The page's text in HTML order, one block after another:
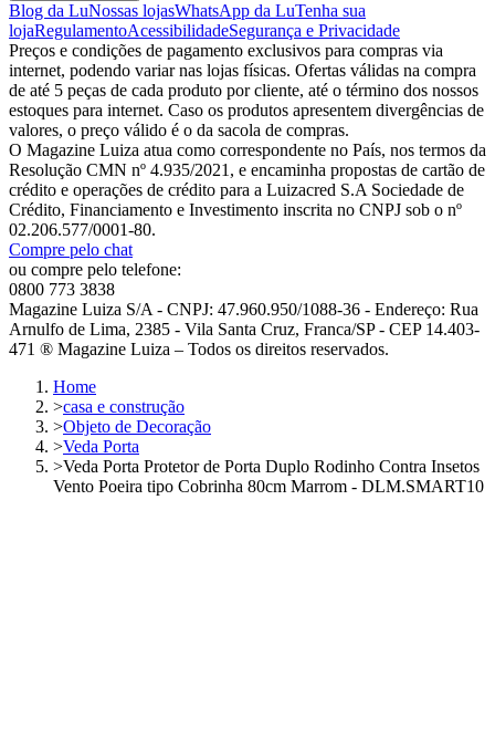
Blog da LuNossas lojasWhatsApp da LuTenha sua
lojaRegulamentoAcessibilidadeSegurança e Privacidade
Preços e condições de pagamento exclusivos para compras via
internet, podendo variar nas lojas físicas. Ofertas válidas na compra
de até 5 peças de cada produto por cliente, até o término dos nossos
estoques para internet. Caso os produtos apresentem divergências de
valores, o preço válido é o da sacola de compras.
O Magazine Luiza atua como correspondente no País, nos termos da
Resolução CMN nº 4.935/2021, e encaminha propostas de cartão de
crédito e operações de crédito para a Luizacred S.A Sociedade de
Crédito, Financiamento e Investimento inscrita no CNPJ sob o nº
02.206.577/0001-80.
Compre pelo chat
ou compre pelo telefone:
0800 773 3838
Magazine Luiza S/A - CNPJ: 47.960.950/1088-36 - Endereço: Rua
Arnulfo de Lima, 2385 - Vila Santa Cruz, Franca/SP - CEP 14.403-
471 ® Magazine Luiza – Todos os direitos reservados.
Home
>casa e construção
>Objeto de Decoração
>Veda Porta
>Veda Porta Protetor de Porta Duplo Rodinho Contra Insetos
Vento Poeira tipo Cobrinha 80cm Marrom - DLM.SMART10